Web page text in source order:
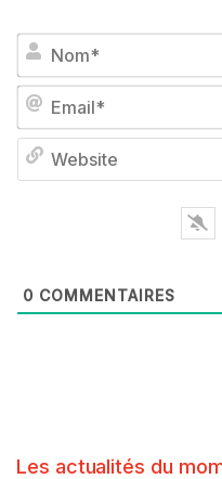
0 COMMENTAIRES
Les actualités du